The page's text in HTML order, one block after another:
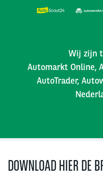
Wij zijn
Automarkt Online,
AutoTrader,
DOWNLOAD HIER DE